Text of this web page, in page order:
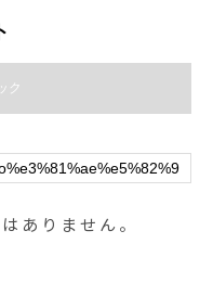
ク
ありません。